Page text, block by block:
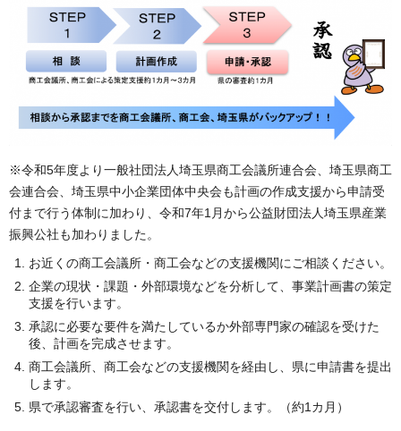
※令和5年度より一般社団法人埼玉県商工会議所連合会、埼玉県商工
会連合会、埼玉県中小企業団体中央会も計画の作成支援から申請受
付まで行う体制に加わり、令和7年1月から公益財団法人埼玉県産業
振興公社も加わりました。
お近くの商工会議所・商工会などの支援機関にご相談ください。
企業の現状・課題・外部環境などを分析して、事業計画書の策定
支援を行います。
承認に必要な要件を満たしているか外部専門家の確認を受けた
後、計画を完成させます。
商工会議所、商工会などの支援機関を経由し、県に申請書を提出
します。
県で承認審査を行い、承認書を交付します。（約1カ月）